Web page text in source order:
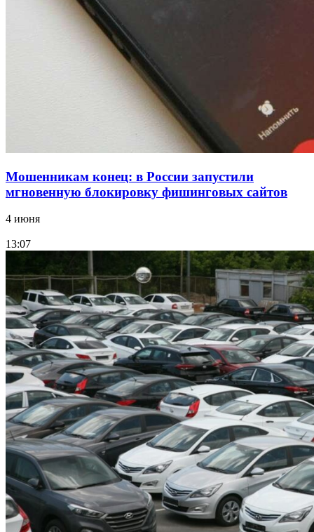
Волгоградские компании нарастили экспорт:
заключены контракты на 3,6 млн долларов
Мошенникам конец: в России запустили
мгновенную блокировку фишинговых сайтов
4 июня
13:07